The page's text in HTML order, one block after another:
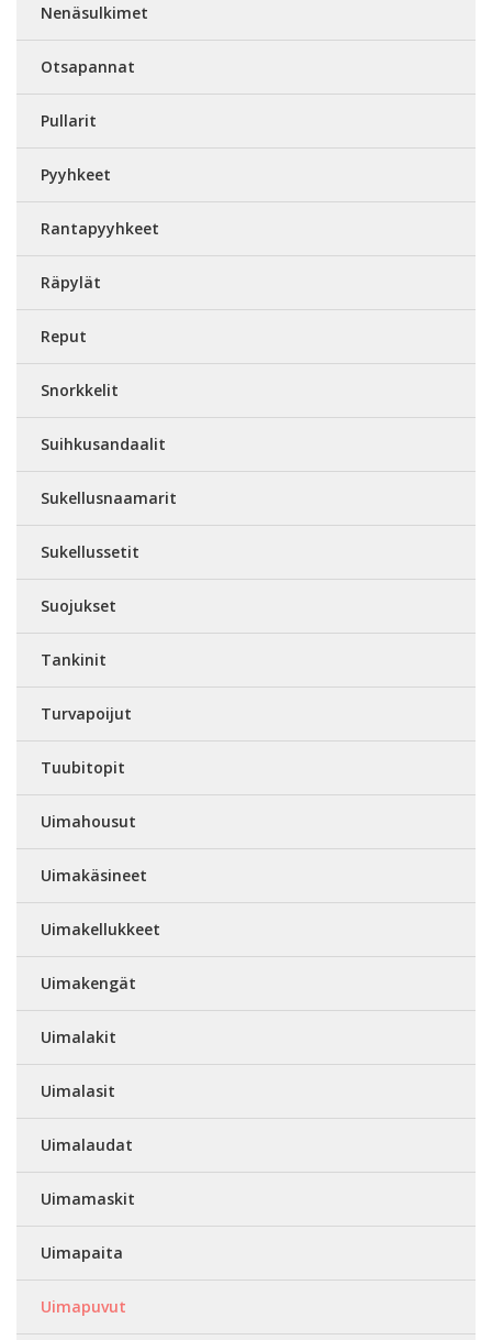
Nenäsulkimet
Otsapannat
Pullarit
Pyyhkeet
Rantapyyhkeet
Räpylät
Reput
Snorkkelit
Suihkusandaalit
Sukellusnaamarit
Sukellussetit
Suojukset
Tankinit
Turvapoijut
Tuubitopit
Uimahousut
Uimakäsineet
Uimakellukkeet
Uimakengät
Uimalakit
Uimalasit
Uimalaudat
Uimamaskit
Uimapaita
Uimapuvut